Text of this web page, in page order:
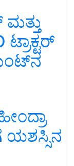
ಯಶಸ್ಸಿನ